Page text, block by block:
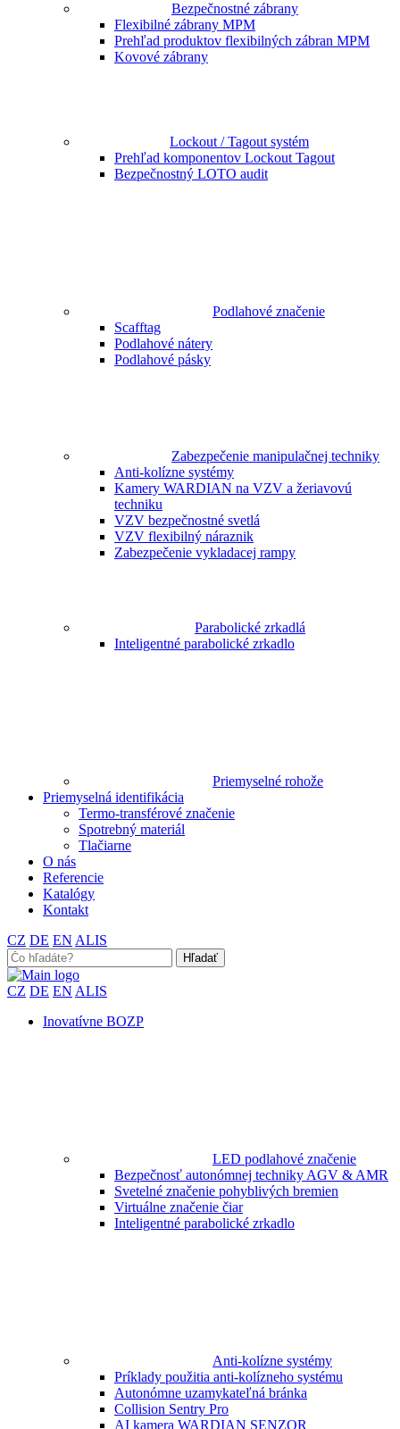
Bezpečnostné zábrany
Flexibilné zábrany MPM
Prehľad produktov flexibilných zábran MPM
Kovové zábrany
Lockout / Tagout systém
Prehľad komponentov Lockout Tagout
Bezpečnostný LOTO audit
Podlahové značenie
Scafftag
Podlahové nátery
Podlahové pásky
Zabezpečenie manipulačnej techniky
Anti-kolízne systémy
Kamery WARDIAN na VZV a žeriavovú
techniku
VZV bezpečnostné svetlá
VZV flexibilný náraznik
Zabezpečenie vykladacej rampy
Parabolické zrkadlá
Inteligentné parabolické zrkadlo
Priemyselné rohože
Priemyselná identifikácia
Termo-transférové značenie
Spotrebný materiál
Tlačiarne
O nás
Referencie
Katalógy
Kontakt
CZ DE EN ALIS
Search
for:
CZ DE EN ALIS
Inovatívne BOZP
LED podlahové značenie
Bezpečnosť autonómnej techniky AGV & AMR
Svetelné značenie pohyblivých bremien
Virtuálne značenie čiar
Inteligentné parabolické zrkadlo
Anti-kolízne systémy
Príklady použitia anti-kolízneho systému
Autonómne uzamykateľná bránka
Collision Sentry Pro
AI kamera WARDIAN SENZOR